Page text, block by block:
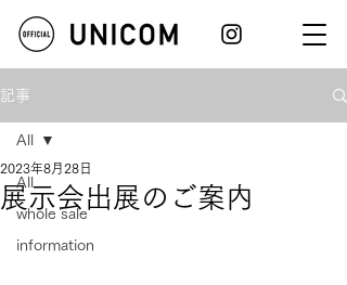
記事
All
whole sale
information
All
展示会出展のご案内
2023年8月28日